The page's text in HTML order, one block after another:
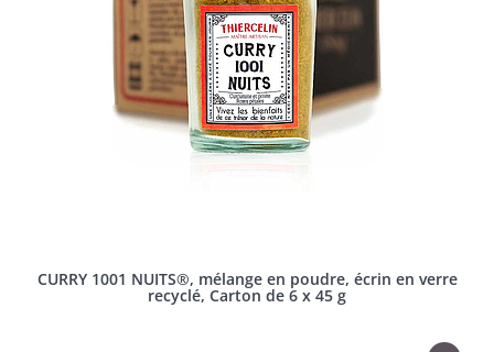
CURRY 1001 NUITS®, mélange en poudre, écrin en verre
recyclé, Carton de 6 x 45 g